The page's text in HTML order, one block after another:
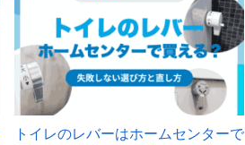
トイレのレバーはホームセンターで